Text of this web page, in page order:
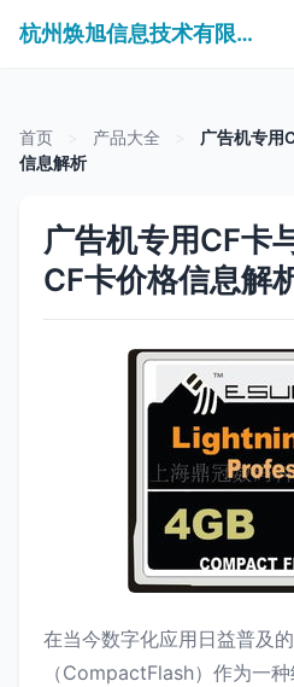
杭州焕旭信息技术有限公司
首页 产品大全
广告机专用
信息解析
广告机专用CF卡
CF卡价格信息解
在当今数字化应用日益普及
（CompactFlash）作为一